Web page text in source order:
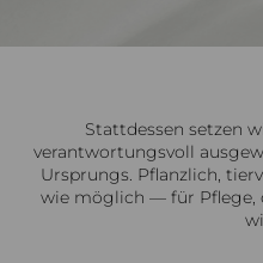
Stattdessen setzen
verantwortungsvoll
Ursprungs. Pflanzlich,
wie möglich — für Pflege,